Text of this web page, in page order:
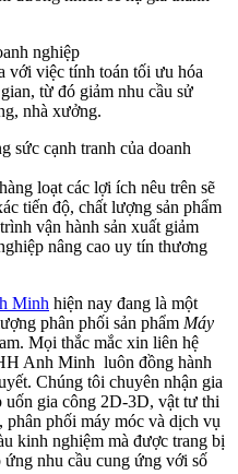
nghiệp
với việc tính toán tối ưu hóa
từ đó giảm nhu cầu sử
nhà xưởng.
sức cạnh tranh của doanh
loạt các lợi ích nêu trên sẽ
tiến độ, chất lượng sản phẩm
vận hành sản xuất giảm
nâng cao uy tín thương
Minh hiện nay đang là một
phân phối sản phẩm Máy
Mọi thắc mắc xin liên hệ
Anh Minh luôn đồng hành
Chúng tôi chuyên nhận gia
uốn gia công 2D-3D, vật tư thi
phân phối máy móc và dịch vụ
kinh nghiệm mà được trang bị
ứng nhu cầu cung ứng với số